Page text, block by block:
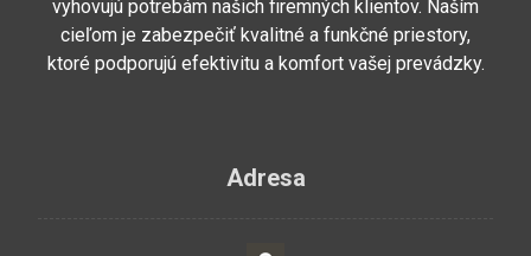
vyhovujú potrebám našich firemných klientov. Naším
cieľom je zabezpečiť kvalitné a funkčné priestory,
ktoré podporujú efektivitu a komfort vašej prevádzky.
Adresa